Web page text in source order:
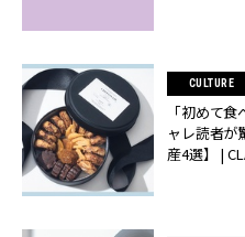
CULTURE
「初めて
ャレ読者が
産4選】 |